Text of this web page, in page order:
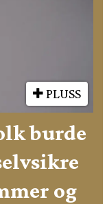
PLUSS
burde
og